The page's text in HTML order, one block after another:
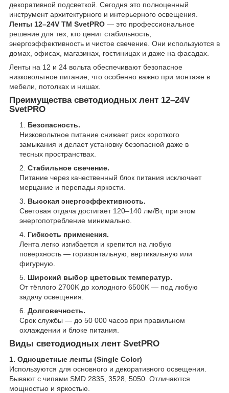
декоративной подсветкой. Сегодня это полноценный
инструмент архитектурного и интерьерного освещения.
Ленты 12–24V ТМ SvetPRO — это профессиональное
решение для тех, кто ценит стабильность,
энергоэффективность и чистое свечение. Они используются в
домах, офисах, магазинах, гостиницах и даже на фасадах.
Ленты на 12 и 24 вольта обеспечивают безопасное
низковольтное питание, что особенно важно при монтаже в
мебели, потолках и нишах.
Преимущества светодиодных лент 12–24V
SvetPRO
Безопасность.
Низковольтное питание снижает риск короткого
замыкания и делает установку безопасной даже в
тесных пространствах.
Стабильное свечение.
Питание через качественный блок питания исключает
мерцание и перепады яркости.
Высокая энергоэффективность.
Световая отдача достигает 120–140 лм/Вт, при этом
энергопотребление минимально.
Гибкость применения.
Лента легко изгибается и крепится на любую
поверхность — горизонтальную, вертикальную или
фигурную.
Широкий выбор цветовых температур.
От тёплого 2700K до холодного 6500K — под любую
задачу освещения.
Долговечность.
Срок службы — до 50 000 часов при правильном
охлаждении и блоке питания.
Виды светодиодных лент SvetPRO
1. Одноцветные ленты (Single Color)
Используются для основного и декоративного освещения.
Бывают с чипами SMD 2835, 3528, 5050. Отличаются
мощностью и яркостью.